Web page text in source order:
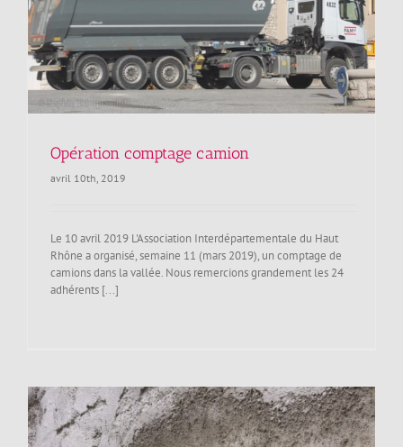
Opération comptage camion
avril 10th, 2019
Le 10 avril 2019 L'Association Interdépartementale du Haut
Rhône a organisé, semaine 11 (mars 2019), un comptage de
camions dans la vallée. Nous remercions grandement les 24
adhérents [...]